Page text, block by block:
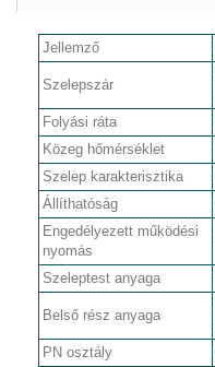
Jellemző
Szelepszár
Folyási ráta
Közeg hőmérséklet
Szelep karakterisztika
Állíthatóság
Engedélyezett működési
nyomás
Szeleptest anyaga
Belső rész anyaga
PN osztály